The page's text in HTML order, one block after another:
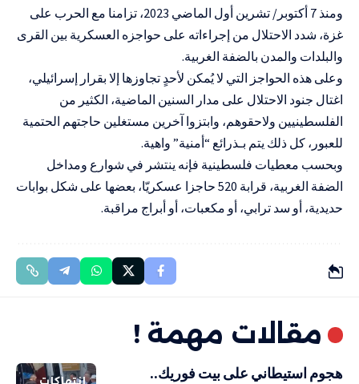
ومنذ 7 أكتوبر/ تشرين أول الماضي 2023، تزامنا مع الحرب على
غزة، شدد الاحتلال من إجراءاته على حواجزه العسكرية بين القرى
والبلدات والمدن بالضفة الغربية.
وعلى هذه الحواجز التي لا يُمكن لأحدٍ تجاوزها إلا بقرار إسرائيلي،
اغتال جنود الاحتلال على مدار السنين الماضية، الكثير من
الفلسطينيين ولاحقوهم، وابتزوا آخرين مستغلين حاجتهم الحتمية
للعبور، كل ذلك يتم بـذرائع “أمنية” واهية.
وبحسب معطيات فلسطينية فإنه ينتشر في شوارع ومداخل
الضفة الغربية، قرابة 520 حاجزا عسكريّا، بعضها على شكل بوابات
حديدية، أو سد ترابي، أو مكعبات، أو أبراج مراقبة.
مقالات مهمة !
انتهاكات
هجوم استيطاني على بيت فوريك..